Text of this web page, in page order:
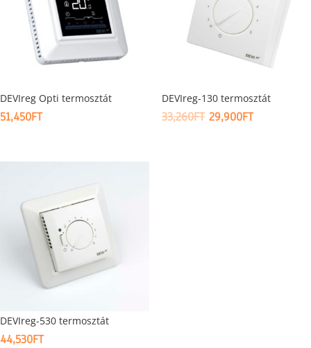
DEVIreg Opti termosztát
51,450FT
DEVIreg-130 termosztát
33,260FT ORIGINAL
29,900FTCURRENT
DEVIreg-530 termosztát
44,530FT